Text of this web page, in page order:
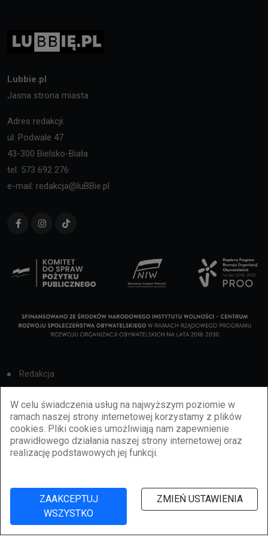
W celu świadczenia usług na najwyższym poziomie w
ramach naszej strony internetowej korzystamy z plików
cookies. Pliki cookies umożliwiają nam zapewnienie
prawidłowego działania naszej strony internetowej oraz
realizację podstawowych jej funkcji.
ZAAKCEPTUJ
WSZYSTKO
ZMIEŃ USTAWIENIA
Lubbie.pl
Jasna strona miasta
Adres redakcji:
ul. Podwale 47
43-300 Bielsko-Biała
tel. 573 692 276
e-mail: redakcja@luBBie.pl
Redakcja
Cookies
Reklama
BBiletomania